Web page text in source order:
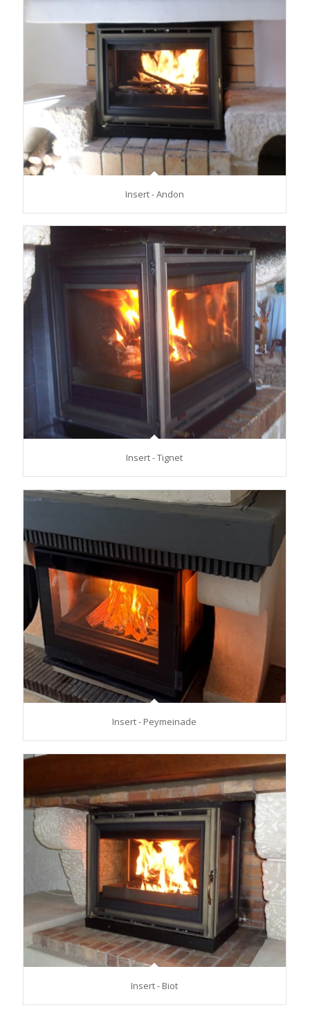
Insert - Andon
Insert - Tignet
Insert - Peymeinade
Insert - Biot